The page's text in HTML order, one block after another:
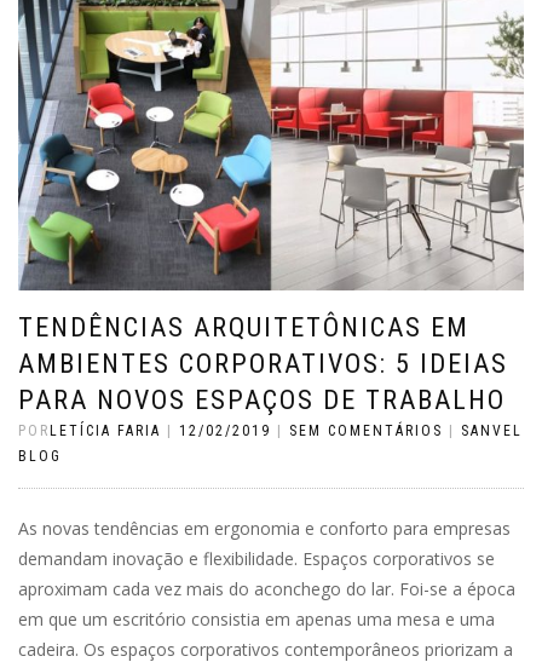
TENDÊNCIAS ARQUITETÔNICAS EM
AMBIENTES CORPORATIVOS: 5 IDEIAS
PARA NOVOS ESPAÇOS DE TRABALHO
PORLETÍCIA FARIA | 12/02/2019 | SEM COMENTÁRIOS | SANVEL
BLOG
As novas tendências em ergonomia e conforto para empresas
demandam inovação e flexibilidade. Espaços corporativos se
aproximam cada vez mais do aconchego do lar. Foi-se a época
em que um escritório consistia em apenas uma mesa e uma
cadeira. Os espaços corporativos contemporâneos priorizam a